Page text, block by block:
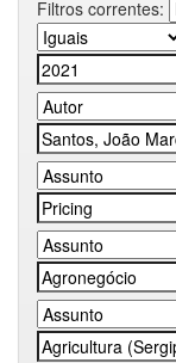
Filtros correntes: